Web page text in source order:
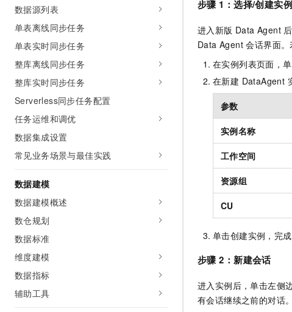
数据源列表
单表离线同步任务
单表实时同步任务
整库离线同步任务
整库实时同步任务
Serverless同步任务配置
任务运维和调优
数据集成设置
常见业务场景与最佳实践
数据建模
数据建模概述
数仓规划
数据标准
维度建模
数据指标
辅助工具
步骤 1：选择/创建实例
进入新版 Data Agent
Data Agent 会话界面
在实例列表页面，
在新建 DataAgent
参数
实例名称
工作空间
资源组
CU
单击创建实例，完
步骤 2：新建会话
进入实例后，单击左侧
有会话继续之前的对话。